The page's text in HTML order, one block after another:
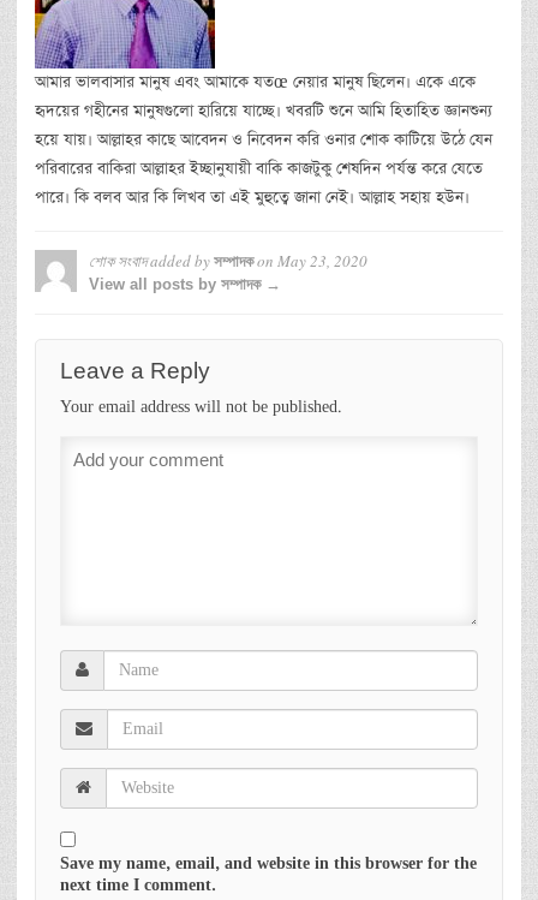
আমার ভালবাসার মানুষ এবং আমাকে যতœ নেয়ার মানুষ ছিলেন। একে একে
হৃদয়ের গহীনের মানুষগুলো হারিয়ে যাচ্ছে। খবরটি শুনে আমি হিতাহিত জ্ঞানশুন্য
হয়ে যায়। আল্লাহর কাছে আবেদন ও নিবেদন করি ওনার শোক কাটিয়ে উঠে যেন
পরিবারের বাকিরা আল্লাহর ইচ্ছানুযায়ী বাকি কাজটুকু শেষদিন পর্যন্ত করে যেতে
পারে। কি বলব আর কি লিখব তা এই মুহুত্বে জানা নেই। আল্লাহ সহায় হউন।
শোক সংবাদadded by সম্পাদকon May 23, 2020
View all posts by সম্পাদক →
Leave a Reply
Your email address will not be published.
Save my name, email, and website in this browser for the
next time I comment.